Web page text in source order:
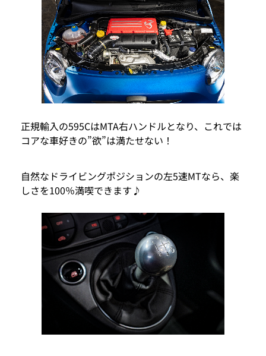
正規輸入の595CはMTA右ハンドルとなり、これでは
コアな車好きの”欲”は満たせない！
自然なドライビングポジションの左5速MTなら、楽
しさを100％満喫できます♪